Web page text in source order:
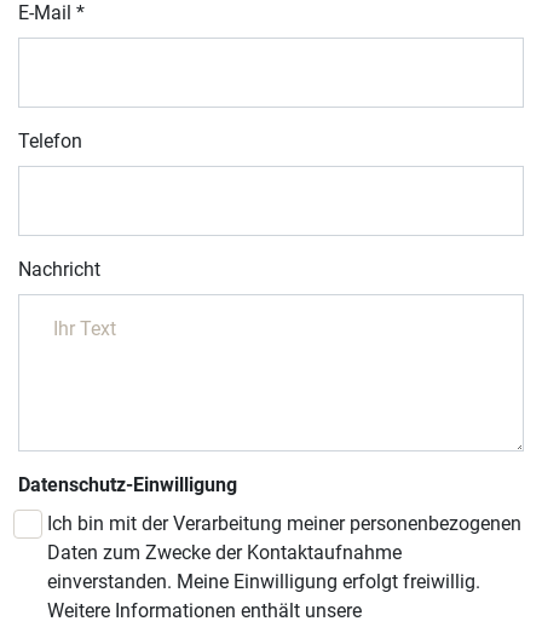
E-Mail *
Telefon
Nachricht
Datenschutz-Einwilligung
Ich bin mit der Verarbeitung meiner personenbezogenen
Daten zum Zwecke der Kontaktaufnahme
einverstanden. Meine Einwilligung erfolgt freiwillig.
Weitere Informationen enthält unsere